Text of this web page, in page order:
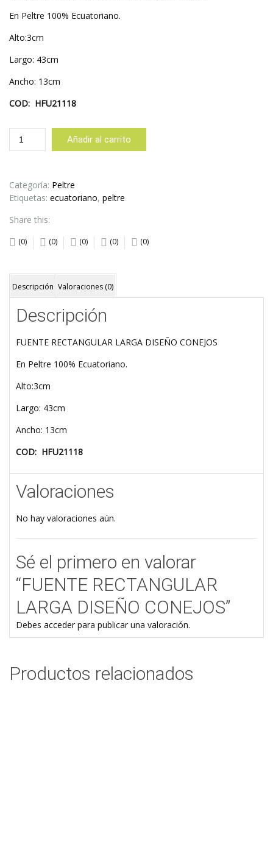
En Peltre 100% Ecuatoriano.
Alto:3cm
Largo: 43cm
Ancho: 13cm
COD: HFU21118
FUENTE
RECTANGULAR
CONEJOS
cantidad
Añadir al carrito
Categoría: Peltre
Etiquetas: ecuatoriano, peltre
Share this:
(0) (0) (0) (0) (0)
Descripción Valoraciones (0)
Descripción
FUENTE RECTANGULAR LARGA DISEÑO CONEJOS
En Peltre 100% Ecuatoriano.
Alto:3cm
Largo: 43cm
Ancho: 13cm
COD: HFU21118
Valoraciones
No hay valoraciones aún.
Sé el primero en valorar
“FUENTE RECTANGULAR
LARGA DISEÑO CONEJOS”
Debes accederpara publicar una valoración.
Productos relacionados